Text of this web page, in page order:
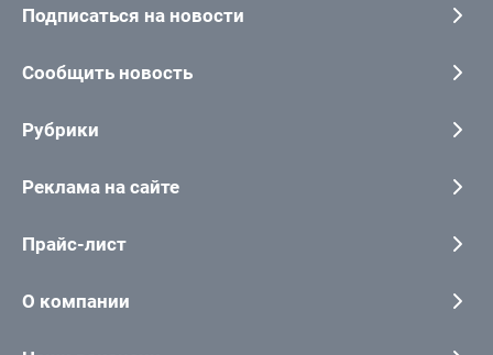
Подписаться на новости
Сообщить новость
Рубрики
Реклама на сайте
Прайс-лист
О компании